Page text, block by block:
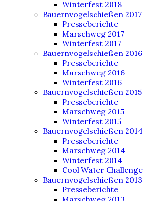
Winterfest 2018
Bauernvogelschießen 2017
Presseberichte
Marschweg 2017
Winterfest 2017
Bauernvogelschießen 2016
Presseberichte
Marschweg 2016
Winterfest 2016
Bauernvogelschießen 2015
Presseberichte
Marschweg 2015
Winterfest 2015
Bauernvogelschießen 2014
Presseberichte
Marschweg 2014
Winterfest 2014
Cool Water Challenge
Bauernvogelschießen 2013
Presseberichte
Marschweg 2013